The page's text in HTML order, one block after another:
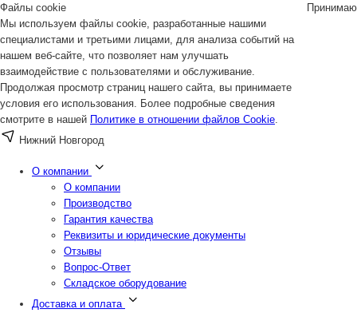
Файлы cookie
Мы используем файлы cookie, разработанные нашими
специалистами и третьими лицами, для анализа событий на
нашем веб-сайте, что позволяет нам улучшать
взаимодействие с пользователями и обслуживание.
Продолжая просмотр страниц нашего сайта, вы принимаете
условия его использования. Более подробные сведения
смотрите в нашей Политике в отношении файлов Cookie.
Принимаю
Нижний Новгород
О компании
О компании
Производство
Гарантия качества
Реквизиты и юридические документы
Отзывы
Вопрос-Ответ
Складское оборудование
Доставка и оплата